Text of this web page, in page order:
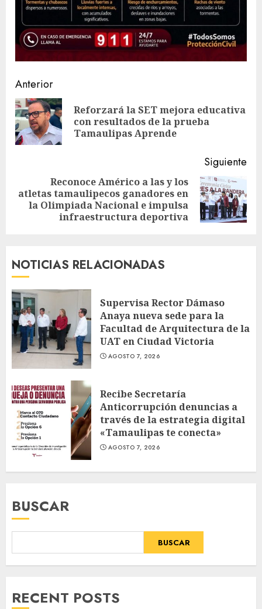
Sigue
leyendo
Anterior
Reforzará la SET mejora educativa
con resultados de la prueba
Tamaulipas Aprende
Siguiente
Siguiente
entrada:
Reconoce Américo a las y los
atletas tamaulipecos ganadores en
la Olimpiada Nacional e impulsa
infraestructura deportiva
NOTICIAS RELACIONADAS
Supervisa Rector Dámaso
Anaya nueva sede para la
Facultad de Arquitectura de la
UAT en Ciudad Victoria
AGOSTO 7, 2026
Recibe Secretaría
Anticorrupción denuncias a
través de la estrategia digital
«Tamaulipas te conecta»
AGOSTO 7, 2026
BUSCAR
BUSCAR
RECENT POSTS